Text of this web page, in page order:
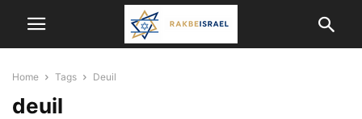
Home Tags Deuil
deuil